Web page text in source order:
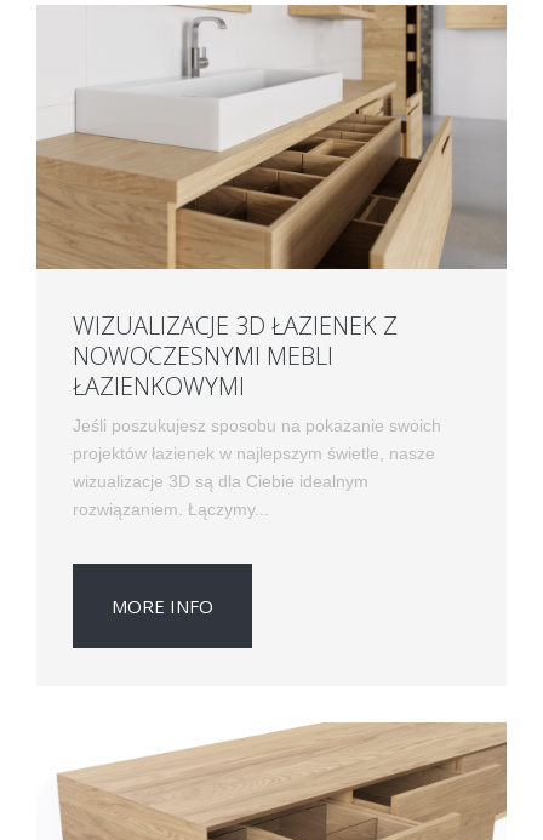
WIZUALIZACJE 3D ŁAZIENEK Z
NOWOCZESNYMI MEBLI
ŁAZIENKOWYMI
Jeśli poszukujesz sposobu na pokazanie swoich
projektów łazienek w najlepszym świetle, nasze
wizualizacje 3D są dla Ciebie idealnym
rozwiązaniem. Łączymy...
MORE INFO